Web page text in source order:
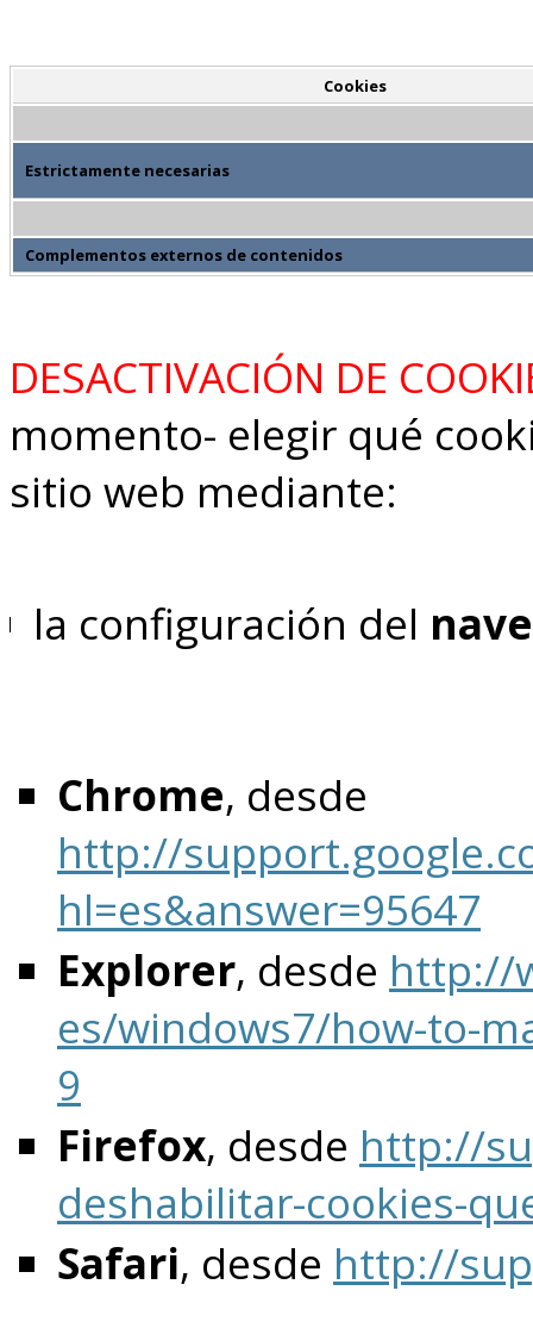
Cookies
Estrictamente necesarias
Complementos externos de contenidos
DESACTIVACIÓN DE
momento- elegir qué
sitio web mediante:
la configuración del
Chrome, desde
http://
hl=es&answer=95647
Explorer, desde http://
es/windows7/how-to-
9
Firefox, desde http://
deshabilitar-cookies-
Safari, desde http://